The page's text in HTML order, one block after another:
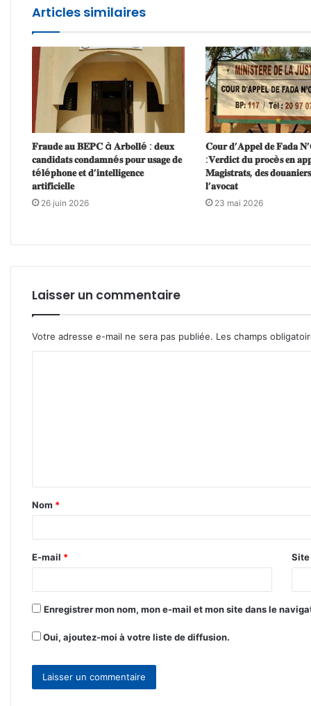
Articles similaires
𝐅𝐫𝐚𝐮𝐝𝐞 𝐚𝐮 𝐁𝐄𝐏𝐂 à 𝐀𝐫𝐛𝐨𝐥𝐥é : 𝐝𝐞𝐮𝐱
𝐜𝐚𝐧𝐝𝐢𝐝𝐚𝐭𝐬 𝐜𝐨𝐧𝐝𝐚𝐦𝐧é𝐬 𝐩𝐨𝐮𝐫 𝐮𝐬𝐚𝐠𝐞 𝐝𝐞
𝐭é𝐥é𝐩𝐡𝐨𝐧𝐞 𝐞𝐭 𝐝’𝐢𝐧𝐭𝐞𝐥𝐥𝐢𝐠𝐞𝐧𝐜𝐞
𝐚𝐫𝐭𝐢𝐟𝐢𝐜𝐢𝐞𝐥𝐥𝐞
26 juin 2026
𝐂𝐨𝐮𝐫 𝐝’𝐀𝐩𝐩𝐞𝐥 𝐝𝐞 𝐅𝐚𝐝𝐚
:𝐕𝐞𝐫𝐝𝐢𝐜𝐭 𝐝𝐮 𝐩𝐫𝐨𝐜è𝐬 𝐞𝐧
𝐌𝐚𝐠𝐢𝐬𝐭𝐫𝐚𝐭𝐬, 𝐝𝐞𝐬
𝐥’𝐚𝐯𝐨𝐜𝐚𝐭
23 mai 2026
Laisser un commentaire
Votre adresse e-mail ne sera pas publiée. Les champs
t
a
e
*
Nom *
E-mail *
Enregistrer mon nom, mon e-mail et mon site dans le
Oui, ajoutez-moi à votre liste de diffusion.